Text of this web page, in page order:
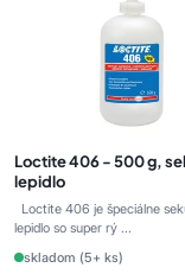
Loctite 406 - 500 g,
lepidlo
lepidlo so super rý ...
skladom (5+ ks)